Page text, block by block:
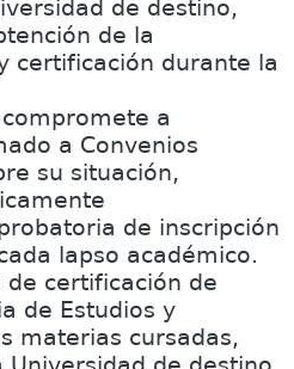
de destino,
de la
certificación durante la
a
a Convenios
su situación,
de inscripción
lapso académico.
de certificación de
de Estudios y
materias cursadas,